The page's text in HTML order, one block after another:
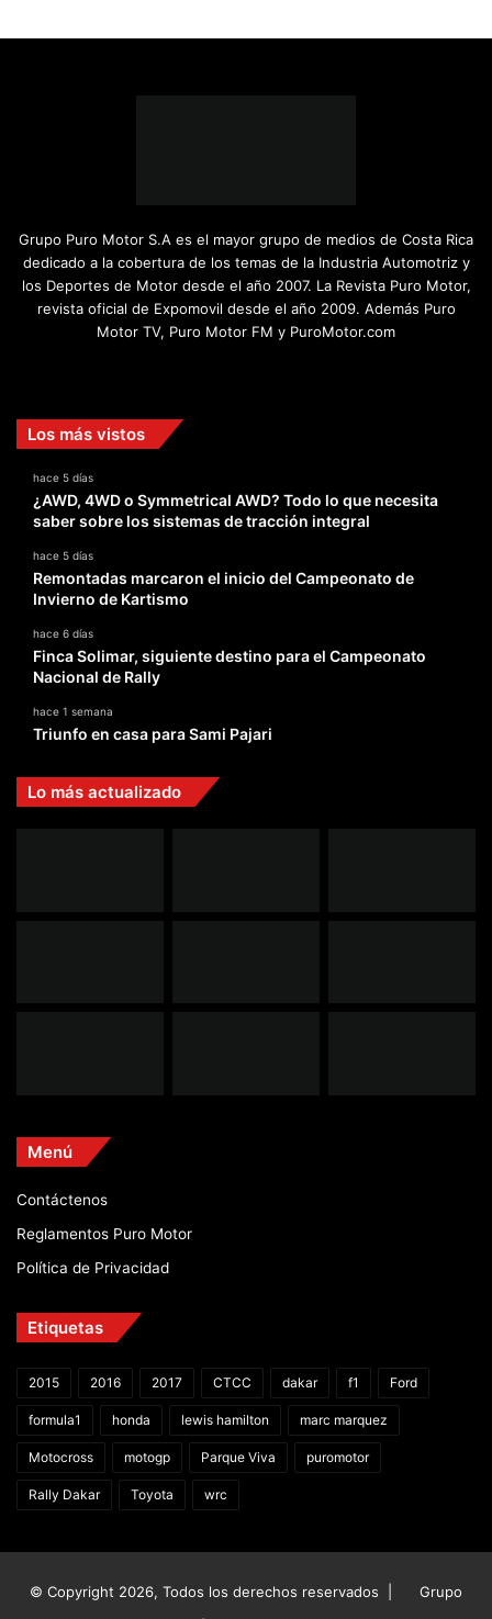
Grupo Puro Motor S.A es el mayor grupo de medios de Costa Rica
dedicado a la cobertura de los temas de la Industria Automotriz y
los Deportes de Motor desde el año 2007. La Revista Puro Motor,
revista oficial de Expomovil desde el año 2009. Además Puro
Motor TV, Puro Motor FM y PuroMotor.com
Los más vistos
hace 5 días
¿AWD, 4WD o Symmetrical AWD? Todo lo que necesita
saber sobre los sistemas de tracción integral
hace 5 días
Remontadas marcaron el inicio del Campeonato de
Invierno de Kartismo
hace 6 días
Finca Solimar, siguiente destino para el Campeonato
Nacional de Rally
hace 1 semana
Triunfo en casa para Sami Pajari
Lo más actualizado
Menú
Contáctenos
Reglamentos Puro Motor
Política de Privacidad
Etiquetas
2015 2016 2017 CTCC dakar f1 Ford
formula1 honda lewis hamilton marc marquez
Motocross motogp Parque Viva puromotor
Rally Dakar Toyota wrc
© Copyright 2026, Todos los derechos reservados |
Grupo